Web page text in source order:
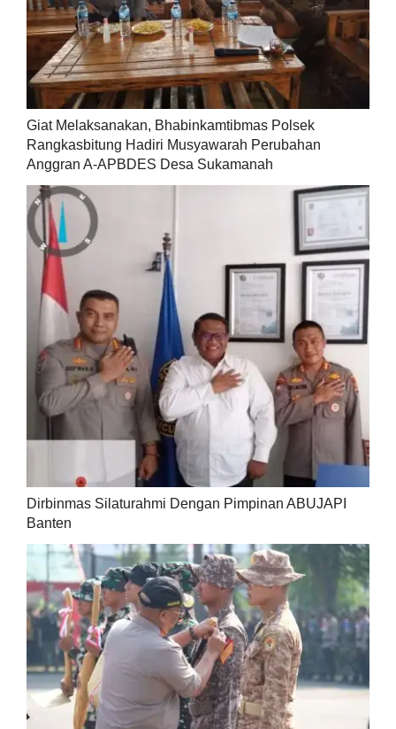
Giat Melaksanakan, Bhabinkamtibmas Polsek
Rangkasbitung Hadiri Musyawarah Perubahan
Anggran A-APBDES Desa Sukamanah
Dirbinmas Silaturahmi Dengan Pimpinan ABUJAPI
Banten